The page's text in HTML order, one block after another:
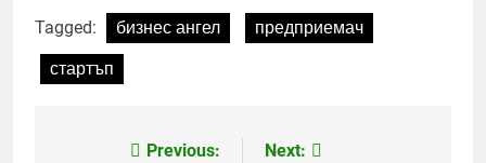
Tagged: бизнес ангел
предприемач
стартъп
Previous:
Next: